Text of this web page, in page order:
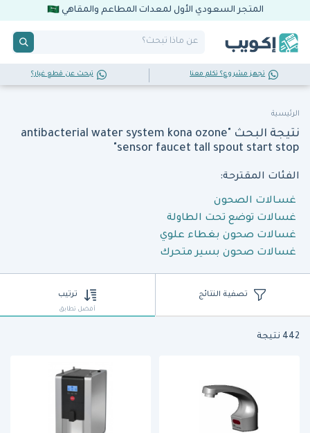
المتجر السعودي الأول لمعدات المطاعم والمقاهي
تجهز مشروع؟ تكلم معنا تبحث عن قطع غيار؟
الرئيسية
نتيجة البحث "antibacterial water system kona ozone
sensor faucet tall spout start stop"
الفئات المقترحة:
غسـالات الصحون
غسالات توضع تحت الطاولة
غسالات صحون بغطاء علوي
غسالات صحون بسير متحرك
تصفية النتائج ترتيب
أفضل تطابق
442 نتيجة